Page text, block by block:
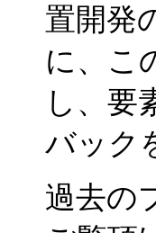
置開発
に、こ
し、要
バック
過去の